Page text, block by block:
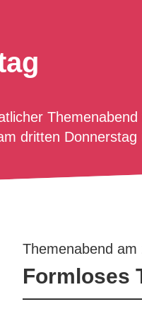
dritten
Themenabend am
Formloses